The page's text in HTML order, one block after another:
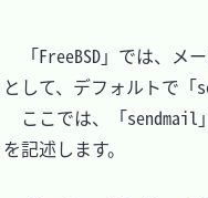
「FreeBSD」では、メ
として、デフォルトで「
ここでは、「sendmail
を記述します。